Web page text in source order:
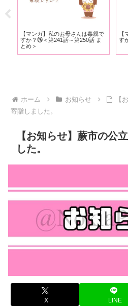
【マンガ】私のお母さんは毒親で
すか？㉕＜第241話～第250話 ま
とめ＞
す
ホーム お知らせ
【
寄贈しました。
【お知らせ】蕨市の公
した。
X LINE